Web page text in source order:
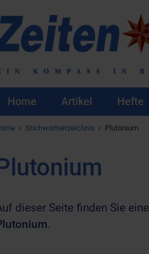
Home Artikel Hefte
Stichwortverzeichnis Plutonium
dieser Seite finden Sie
.